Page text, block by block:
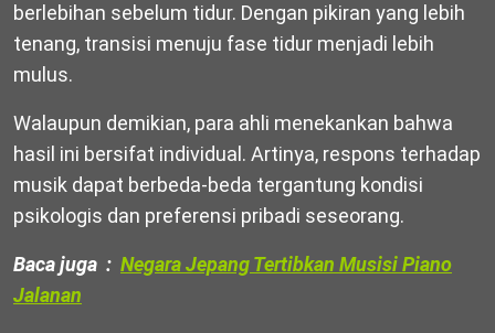
berlebihan sebelum tidur. Dengan pikiran yang lebih
tenang, transisi menuju fase tidur menjadi lebih
mulus.
Walaupun demikian, para ahli menekankan bahwa
hasil ini bersifat individual. Artinya, respons terhadap
musik dapat berbeda-beda tergantung kondisi
psikologis dan preferensi pribadi seseorang.
Baca juga : Negara Jepang Tertibkan Musisi Piano
Jalanan